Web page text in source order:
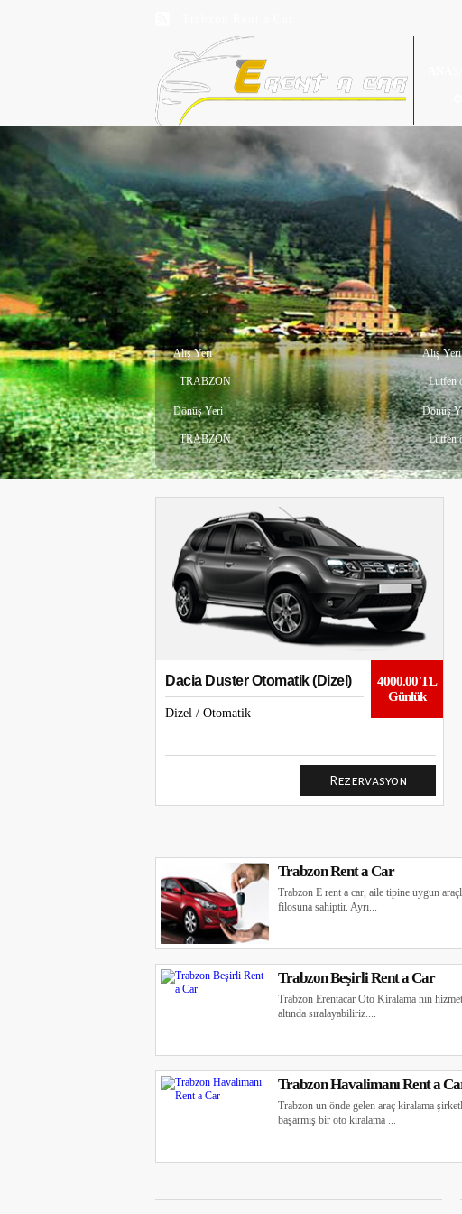
Trabzon Oto Kiralama
Trabzon Beşirli Rent a Car
Alış Yeri
TRABZON
Dönüş Yeri
TRABZON
Alış
Lütfen
Dönüş
Lütfen
Dacia Duster Otomatik (Dizel)
Dizel / Otomatik
4000.00 TL
Günlük
Trabzon Rent a Car
Trabzon E rent a car, aile tipine uygun
filosuna sahiptir. Ayrı...
Trabzon Beşirli Rent a Car
Trabzon Erentacar Oto Kiralama nın
altında sıralayabiliriz....
Trabzon Havalimanı Rent a
Trabzon un önde gelen araç kiralama
başarmış bir oto kiralama ...